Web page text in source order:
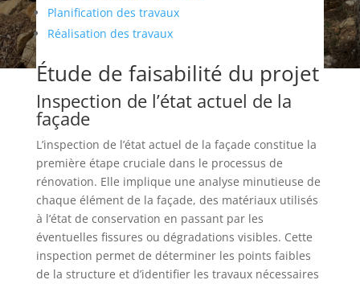
Planification des travaux
Réalisation des travaux
Étude de faisabilité du projet
Inspection de l’état actuel de la
façade
L’inspection de l’état actuel de la façade constitue la
première étape cruciale dans le processus de
rénovation. Elle implique une analyse minutieuse de
chaque élément de la façade, des matériaux utilisés
à l’état de conservation en passant par les
éventuelles fissures ou dégradations visibles. Cette
inspection permet de déterminer les points faibles
de la structure et d’identifier les travaux nécessaires